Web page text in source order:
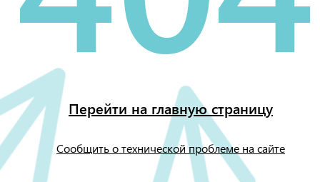
Перейти на главную страницу
Сообщить о технической проблеме на сайте